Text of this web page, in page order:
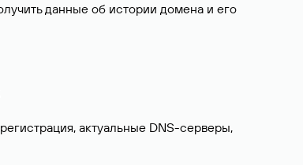
данные об истории домена и его
актуальные DNS-серверы,